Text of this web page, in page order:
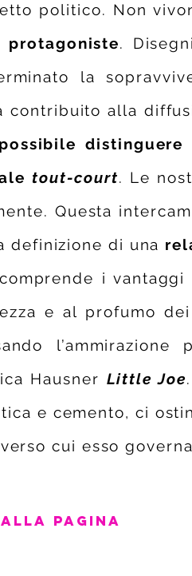
politico. Non
protagoniste.
la
contribuito alla
tout-court. Le
Questa
definizione di una
i vantaggi
e al profumo
Hausner Little Joe
e cemento, ci
cui esso
pagina